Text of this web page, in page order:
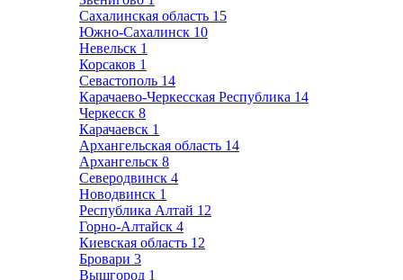
Сахалинская область 15
Южно-Сахалинск 10
Невельск 1
Корсаков 1
Севастополь 14
Карачаево-Черкесская Республика 14
Черкесск 8
Карачаевск 1
Архангельская область 14
Архангельск 8
Северодвинск 4
Новодвинск 1
Республика Алтай 12
Горно-Алтайск 4
Киевская область 12
Бровари 3
Вышгород 1